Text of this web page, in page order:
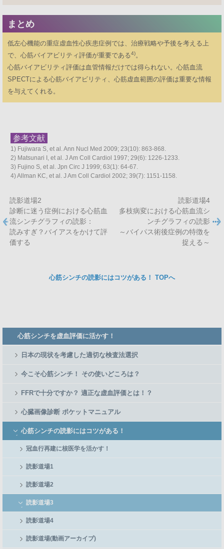
まとめ
低左心機能の重症虚血性心疾患症例では、治療戦略や予後を考える上
で、心筋バイアビリティ評価が重要である4)。
心筋バイアビリティ評価は血管情報だけでは得られない。心筋血流
SPECTによる心筋バイアビリティ、心筋虚血範囲の評価は重要な情報
を与えてくれる。
参考文献
1) Fujiwara S, et al. Ann Nucl Med 2009; 23(10): 863-868.
2) Matsunari I, et al. J Am Coll Cardiol 1997; 29(6): 1226-1233.
3) Fujino S, et al. Jpn Circ J 1999; 63(1): 64-67.
4) Allman KC, et al. J Am Coll Cardiol 2002; 39(7): 1151-1158.
読影道場2
診断に迷う症例における心筋血
流シンチグラフィの読影：
読みすぎ？バイアスをかけて評
価する
読影道場4
多枝病変における心筋血流シ
ンチグラフィの読影
～バイパス術後症例の特徴を
捉える～
心筋シンチの読影にはコツがある！ TOPへ
Member
Side
心筋シンチを虚血評価に活かす！
日本の現状を考慮した適切な検査法選択
今こそ心筋シンチ！ その使いどころは？
FFRで十分ですか？ 適正な虚血評価とは！？
心臓画像診断 ポケットマニュアル
心筋シンチの読影にはコツがある！
冠血行再建に核医学を活かす！
読影道場1
読影道場2
読影道場3
読影道場4
読影道場(動画アーカイブ)